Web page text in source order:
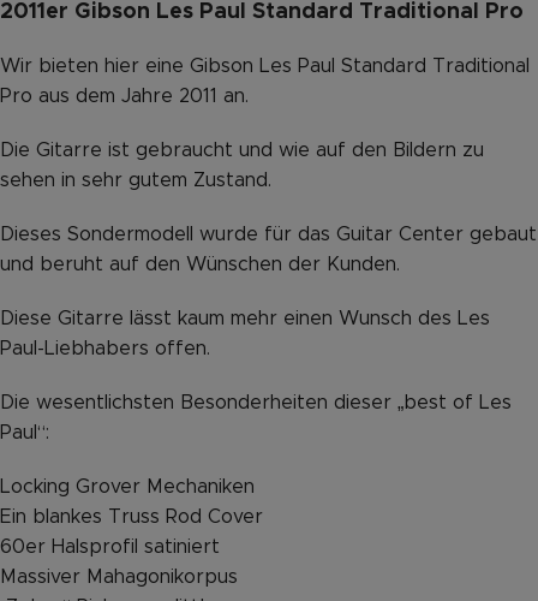
2011er Gibson Les Paul Standard Traditional Pro
Wir bieten hier eine Gibson Les Paul Standard Traditional
Pro aus dem Jahre 2011 an.
Die Gitarre ist gebraucht und wie auf den Bildern zu
sehen in sehr gutem Zustand.
Dieses Sondermodell wurde für das Guitar Center gebaut
und beruht auf den Wünschen der Kunden.
Diese Gitarre lässt kaum mehr einen Wunsch des Les
Paul-Liebhabers offen.
Die wesentlichsten Besonderheiten dieser „best of Les
Paul“:
Locking Grover Mechaniken
Ein blankes Truss Rod Cover
60er Halsprofil satiniert
Massiver Mahagonikorpus